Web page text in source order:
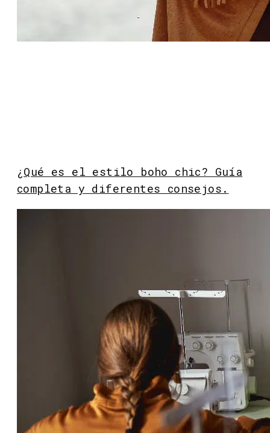
¿Qué es el estilo boho chic? Guía
completa y diferentes consejos.